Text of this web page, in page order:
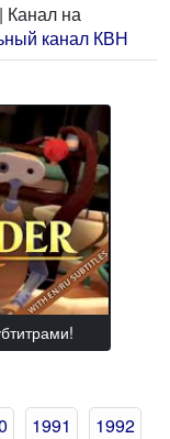
| Канал на
канал КВН
1991
1992